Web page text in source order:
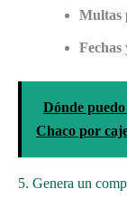
Multas
Fechas
Dónde
Chaco por
5. Genera un